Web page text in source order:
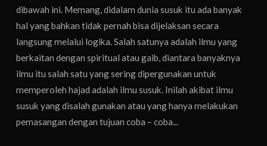
dibawah ini. Memang, didalam dunia susuk itu ada banyak
hal yang bahkan tidak pernah bisa dijelaksan secara
langsung melalui logika. Salah satunya adalah ilmu yang
berkaitan dengan spiritual atau gaib, diantara banyaknya
ilmu itu salah satu yang sering dipergunakan untuk
memperoleh hajad adalah ilmu susuk. Inilah akibat ilmu
susuk yang disalah gunakan atau yang hanya melakukan
pemasangan dengan tujuan coba – coba...